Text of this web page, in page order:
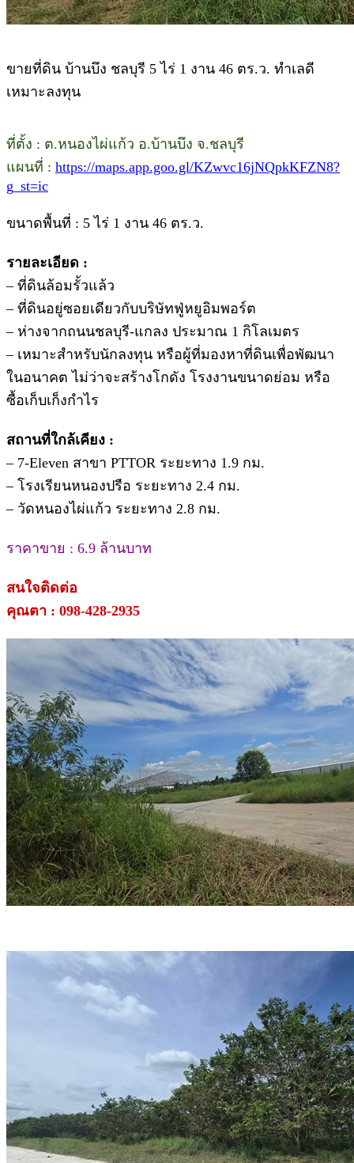
ขายที่ดิน บ้านบึง ชลบุรี 5 ไร่ 1 งาน 46 ตร.ว. ทำเลดี
เหมาะลงทุน
ที่ตั้ง : ต.หนองไผ่แก้ว อ.บ้านบึง จ.ชลบุรี
แผนที่ : https://maps.app.goo.gl/KZwvc16jNQpkKFZN8?
g_st=ic
ขนาดพื้นที่ : 5 ไร่ 1 งาน 46 ตร.ว.
รายละเอียด :
– ที่ดินล้อมรั้วแล้ว
– ที่ดินอยู่ซอยเดียวกับบริษัทฟู่หยูอิมพอร์ต
– ห่างจากถนนชลบุรี-แกลง ประมาณ 1 กิโลเมตร
– เหมาะสำหรับนักลงทุน หรือผู้ที่มองหาที่ดินเพื่อพัฒนา
ในอนาคต ไม่ว่าจะสร้างโกดัง โรงงานขนาดย่อม หรือ
ซื้อเก็บเก็งกำไร
สถานที่ใกล้เคียง :
– 7-Eleven สาขา PTTOR ระยะทาง 1.9 กม.
– โรงเรียนหนองปรือ ระยะทาง 2.4 กม.
– วัดหนองไผ่แก้ว ระยะทาง 2.8 กม.
ราคาขาย : 6.9 ล้านบาท
สนใจติดต่อ
คุณตา : 098-428-2935